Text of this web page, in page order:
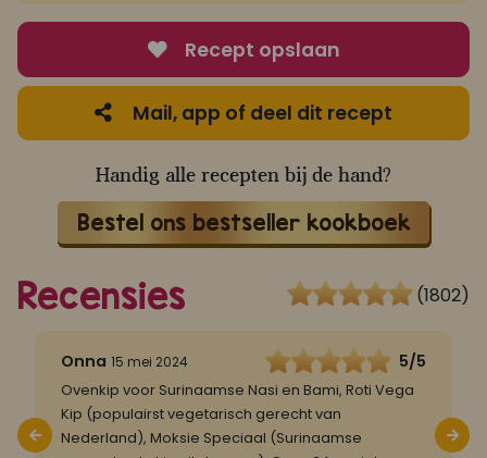
Recept opslaan
Mail, app of deel dit recept
Handig alle recepten bij de hand?
Bestel ons bestseller kookboek
Recensies (1802)
Onna 15 mei 2024 5/5
Ovenkip voor Surinaamse Nasi en Bami, Roti Vega
Kip (populairst vegetarisch gerecht van
Nederland), Moksie Speciaal (Surinaamse